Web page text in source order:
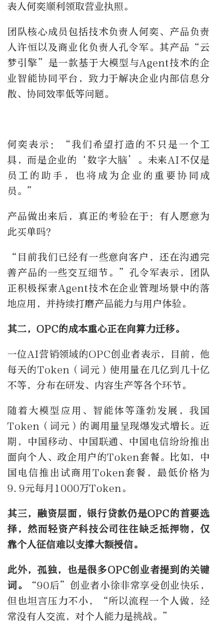
表人何奕顺利领取营业执照。
团队核心成员包括技术负责人何奕、产品负责
人许恒以及商业化负责人孔令军。其产品“云
梦引擎”是一款基于大模型与Agent技术的企
业智能协同平台，致力于解决企业内部信息分
散、协同效率低等问题。
何奕表示：“我们希望打造的不只是一个工
具，而是企业的‘数字大脑’。未来AI不仅是
员工的助手，也将成为企业的重要协同成
员。”
产品做出来后，真正的考验在于：有人愿意为
此买单吗？
“目前我们已经有一些意向客户，还在沟通完
善产品的一些交互细节。”孔令军表示，团队
正积极探索Agent技术在企业管理场景中的落
地应用，并持续打磨产品能力与用户体验。
其二，OPC的成本重心正在向算力迁移。
一位AI营销领域的OPC创业者表示，目前，他
每天的Token（词元）使用量在几亿到几十亿
不等，分布在研发、内容生产等各个环节。
随着大模型应用、智能体等蓬勃发展，我国
Token（词元）的调用量呈现爆发式增长。近
期，中国移动、中国联通、中国电信纷纷推出
面向个人、政企用户的Token套餐。比如，中
国电信推出试商用Token套餐，最低价格为
9.9元每月1000万Token。
其三，融资层面，银行贷款仍是OPC的首要选
择，然而轻资产科技公司往往缺乏抵押物，仅
靠个人征信难以支撑大额授信。
此外，孤独，也是很多OPC创业者提到的关键
词。
“90后”创业者小徐非常享受创业快乐，
但也坦言压力不小，“所以流程一个人做，经
常没有人交流，对个人能力是挑战。”